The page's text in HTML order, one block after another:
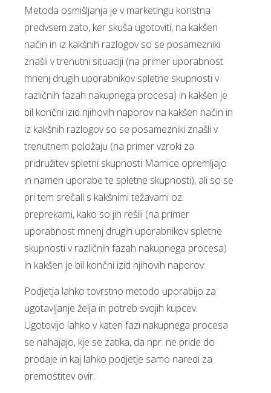
Metoda osmišljanja je v marketingu koristna
predvsem zato, ker skuša ugotoviti, na kakšen
način in iz kakšnih razlogov so se posamezniki
znašli v trenutni situaciji (na primer uporabnost
mnenj drugih uporabnikov spletne skupnosti v
različnih fazah nakupnega procesa) in kakšen je
bil končni izid njihovih naporov na kakšen način in
iz kakšnih razlogov so se posamezniki znašli v
trenutnem položaju (na primer vzroki za
pridružitev spletni skupnosti Mamice opremljajo
in namen uporabe te spletne skupnosti), ali so se
pri tem srečali s kakšnimi težavami oz.
preprekami, kako so jih rešili (na primer
uporabnost mnenj drugih uporabnikov spletne
skupnosti v različnih fazah nakupnega procesa)
in kakšen je bil končni izid njihovih naporov.
Podjetja lahko tovrstno metodo uporabijo za
ugotavljanje želja in potreb svojih kupcev.
Ugotovijo lahko v kateri fazi nakupnega procesa
se nahajajo, kje se zatika, da npr. ne pride do
prodaje in kaj lahko podjetje samo naredi za
premostitev ovir.